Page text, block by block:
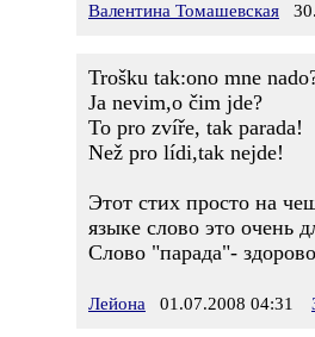
Валентина Томашевская
Trošku tak:ono mne
Ja nevim,o čim jde?
To pro zvíře, tak parada!
Než pro lídi,tak nejde!
Этот стих просто на
языке слово это очень
Слово "парада"-
Лейона 01.07.2008 04:31